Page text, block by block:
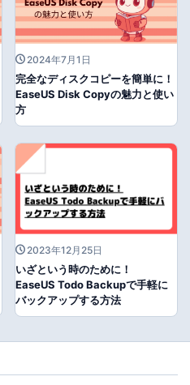
2024年7月1日
完全なディスクコピーを簡単に！
EaseUS Disk Copyの魅力と使い
方
2023年12月25日
いざという時のために！
EaseUS Todo Backupで手軽に
バックアップする方法